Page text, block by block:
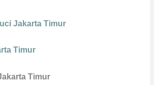
Jakarta Timur
Timur
Timur